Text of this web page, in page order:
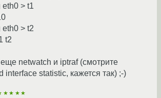
eth0 > t1
eth0 > t2
t2
netwatch и iptraf (смотрите
interface statistic, кажется так) ;-)